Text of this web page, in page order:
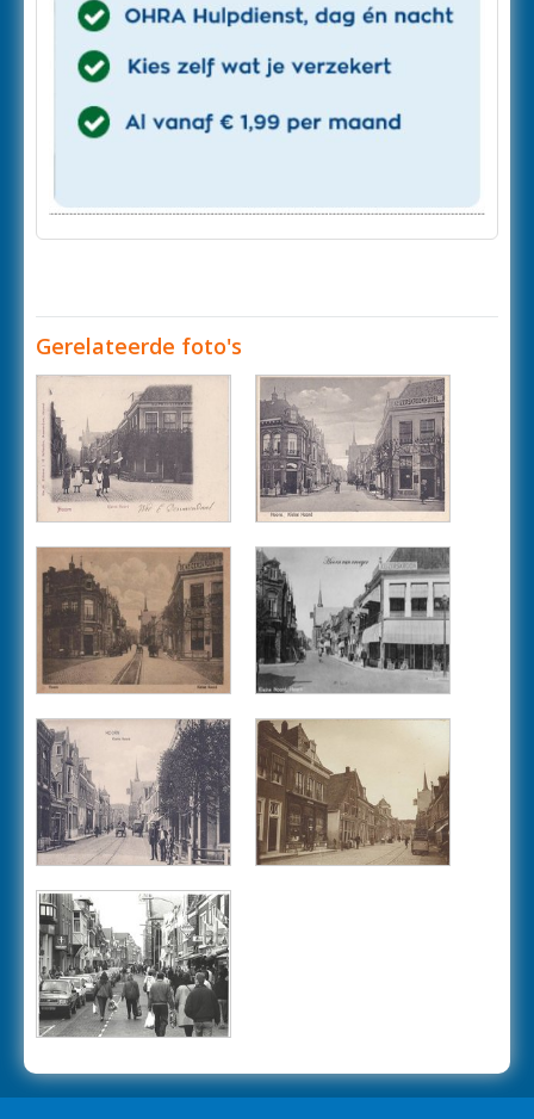
Gerelateerde foto's